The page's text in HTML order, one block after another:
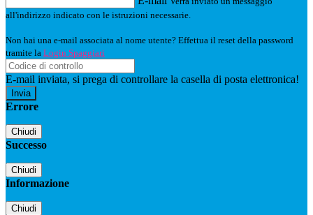
all'indirizzo indicato con le istruzioni necessarie.
Non hai una e-mail associata al nome utente? Effettua il reset della password
tramite la Login Spaggiari
E-mail inviata, si prega di controllare la casella di posta elettronica!
Errore
Chiudi
Successo
Chiudi
Informazione
Chiudi